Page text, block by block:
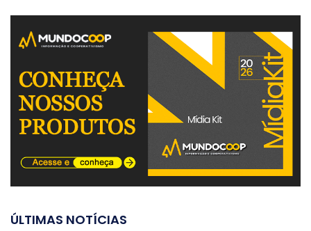
ÚLTIMAS NOTÍCIAS